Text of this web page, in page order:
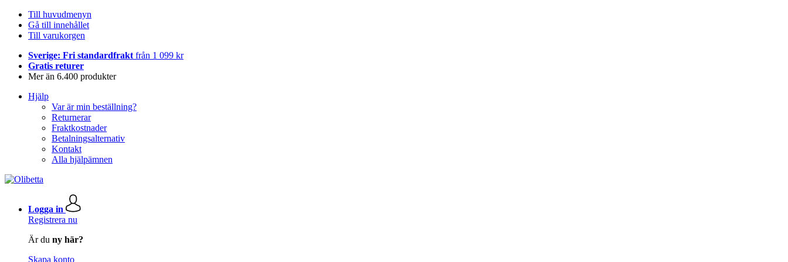
Till huvudmenyn
Gå till innehållet
Till varukorgen
Sverige: Fri standardfrakt från 1 099 kr
Gratis returer
Mer än 6.400 produkter
Hjälp
Var är min beställning?
Returnerar
Fraktkostnader
Betalningsalternativ
Kontakt
Alla hjälpämnen
Logga in
Registrera nu
Är du ny här?
Skapa konto